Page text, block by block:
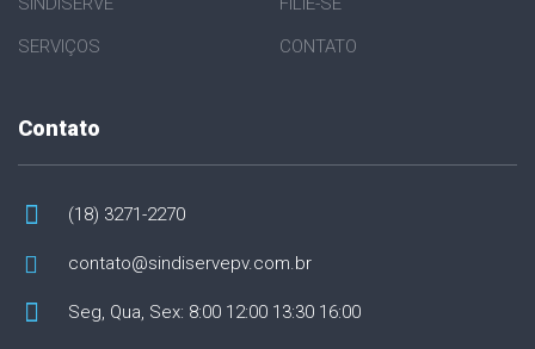
SERVIÇOS
CONTATO
Contato
(18) 3271-2270
contato@sindiservepv.com.br
Seg, Qua, Sex: 8:00 12:00 13:30 16:00